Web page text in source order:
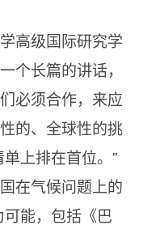
高级国际研究学
个长篇的讲话，
必须合作，来应
的、全球性的挑
上排在首位。”
在气候问题上的
能，包括《巴